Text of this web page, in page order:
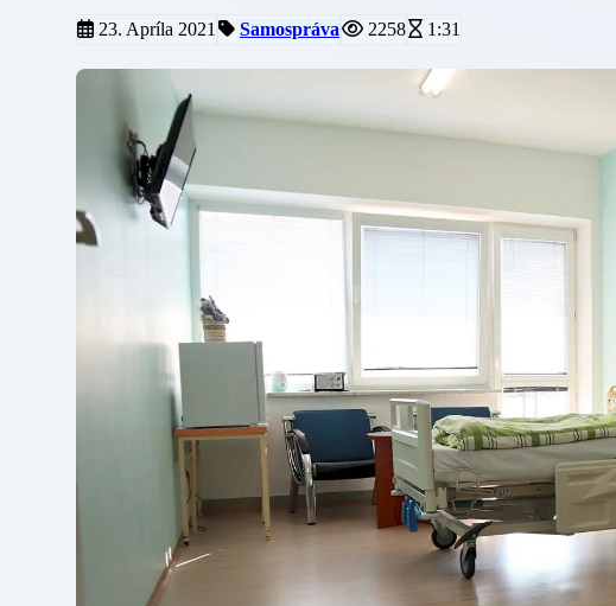
23. Apríla 2021 Samospráva 2258 1:31